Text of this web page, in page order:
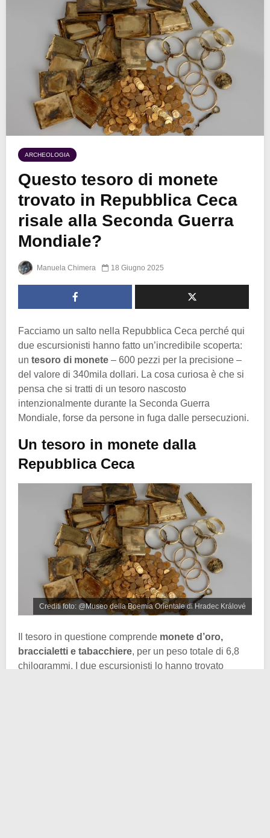
ARCHEOLOGIA
Questo tesoro di monete
trovato in Repubblica Ceca
risale alla Seconda Guerra
Mondiale?
Manuela Chimera 18 Giugno 2025
Facciamo un salto nella Repubblica Ceca perché qui
due escursionisti hanno fatto un’incredibile scoperta:
un tesoro di monete – 600 pezzi per la precisione –
del valore di 340mila dollari. La cosa curiosa è che si
pensa che si tratti di un tesoro nascosto
intenzionalmente durante la Seconda Guerra
Mondiale, forse da persone in fuga dalle persecuzioni.
Un tesoro in monete dalla
Repubblica Ceca
Crediti foto: @Museo della Boemia Orientale di Hradec Králové
Il tesoro in questione comprende monete d’oro,
braccialetti e tabacchiere, per un peso totale di 6,8
chilogrammi. I due escursionisti lo hanno trovato